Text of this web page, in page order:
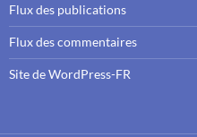
Flux des publications
Flux des commentaires
Site de WordPress-FR